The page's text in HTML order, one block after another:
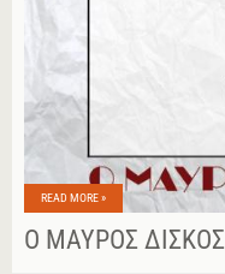
READ MORE »
Ο ΜΑΎΡΟΣ ΔΊΣΚΟΣ